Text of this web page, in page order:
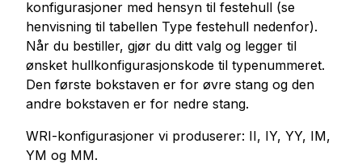
konfigurasjoner med hensyn til festehull (se
henvisning til tabellen Type festehull nedenfor).
Når du bestiller, gjør du ditt valg og legger til
ønsket hullkonfigurasjonskode til typenummeret.
Den første bokstaven er for øvre stang og den
andre bokstaven er for nedre stang.
WRI-konfigurasjoner vi produserer: II, IY, YY, IM,
YM og MM.